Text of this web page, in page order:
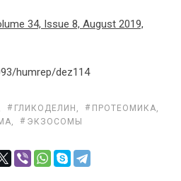
34, Issue 8, August 2019,
humrep/dez114
ГЛИКОДЕЛИН , ПРОТЕОМИКА,
, ЭКЗОСОМЫ